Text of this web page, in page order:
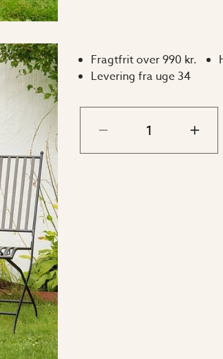
Højde: 93 cm
Bredde: 42 cm
Dybde: 56 cm
Fragtfrit over 990 kr.
Levering fra uge 34